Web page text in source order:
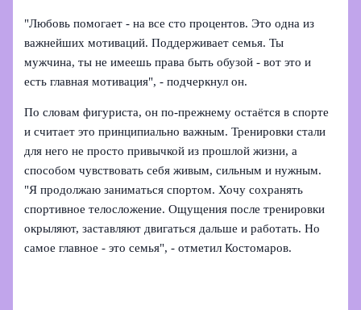
"Любовь помогает - на все сто процентов. Это одна из
важнейших мотиваций. Поддерживает семья. Ты
мужчина, ты не имеешь права быть обузой - вот это и
есть главная мотивация", - подчеркнул он.
По словам фигуриста, он по‑прежнему остаётся в спорте
и считает это принципиально важным. Тренировки стали
для него не просто привычкой из прошлой жизни, а
способом чувствовать себя живым, сильным и нужным.
"Я продолжаю заниматься спортом. Хочу сохранять
спортивное телосложение. Ощущения после тренировки
окрыляют, заставляют двигаться дальше и работать. Но
самое главное - это семья", - отметил Костомаров.